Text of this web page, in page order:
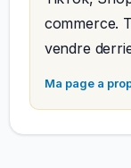
commerce.
vendre
Ma page a